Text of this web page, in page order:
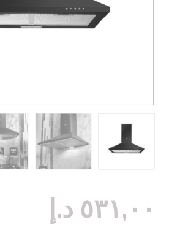
٥٣١,٠٠ د.إ